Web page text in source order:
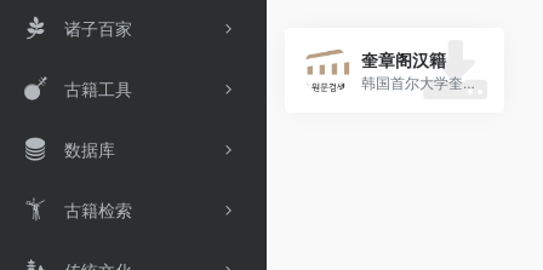
诸子百家
古籍工具
数据库
古籍检索
奎章阁汉籍
韩国首尔大学奎章阁